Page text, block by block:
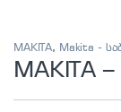
MAKITA, Makita -
MAKITA